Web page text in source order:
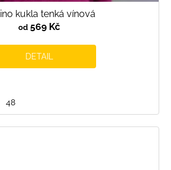
kukla tenká vínová
od569 Kč
DETAIL
48